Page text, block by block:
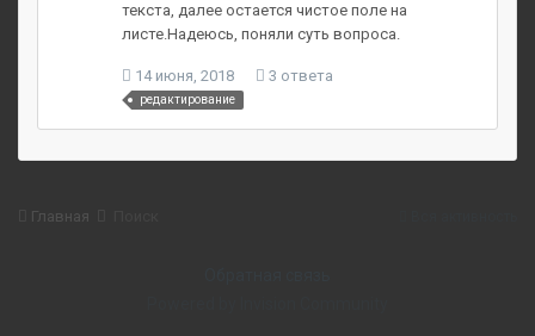
текста, далее остается чистое поле на
листе.Надеюсь, поняли суть вопроса.
14 июня, 2018 3 ответа
редактирование
Главная